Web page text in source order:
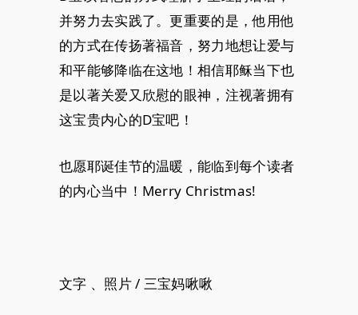
并努力去实践了。更重要的是，他用他
的方式在传扬著福音，努力地想让爱与
和平能够降临在这地！相信耶稣当下也
是以著关爱又欣慰的眼神，注视著拥有
这宝贵内心的D宝吧！
也愿耶诞佳节的温暖，能临到每个读者
的内心当中！Merry Christmas!
文字 、照片 / 三宝妈啾啾